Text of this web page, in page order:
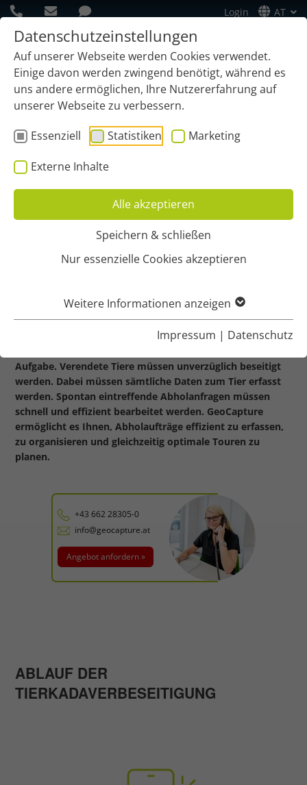
Datenschutzeinstellungen
Auf unserer Webseite werden Cookies verwendet.
Einige davon werden zwingend benötigt, während es
uns andere ermöglichen, Ihre Nutzererfahrung auf
unserer Webseite zu verbessern.
Essenziell
Statistiken Marketing
Externe Inhalte
Alle akzeptieren
Speichern & schließen
Nur essenzielle Cookies akzeptieren
Weitere Informationen anzeigen
Impressum | Datenschutz
Login AT
Behälterverwaltung Tierkörperbeseitigung
+43 662 28305-0
info@geocapture.at
Angebot anfordern »
TIERKÖRPERBESEITIGUNG
TIERANMELDUNG PER QR-CODE
Aufgabe. Verendete Tiere müssen unverzüglich beseitigt
werden. Dabei müssen sämtliche Daten zum Tier erfasst
werden. Spontan eintreffende Abholanfragen müssen
schnell und effizient bearbeitet werden. GeoCapture
ermöglicht es Ihnen, Abholaufträge effizient zu erfassen,
zu organisieren und gleichzeitig optimale Touren zu
planen.
ABLAUF DER
TIERKADAVERBESEITIGUNG